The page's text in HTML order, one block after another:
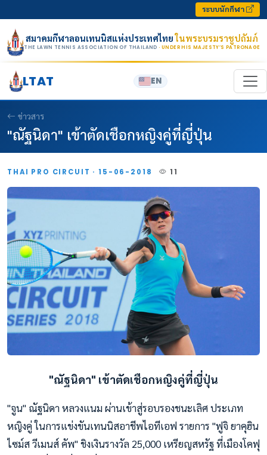
ระบบนักกีฬา
สมาคมกีฬาลอนเทนนิสแห่งประเทศไทยในพระบรมราชูปถัมภ์
THE LAWN TENNIS ASSOCIATION OF THAILAND · UNDER HIS MAJESTY’S PATRONAGE
LTAT EN
ข่าวสาร
"ณัฐนิดา" เข้าตัดเชือกหญิงคู่ที่ญี่ปุ่น
THAI PRO CIRCUIT · 15-06-2018 11
"ณัฐนิดา" เข้าตัดเชือกหญิงคู่ที่ญี่ปุ่น
"จูน" ณัฐนิดา หลวงแนม ผ่านเข้าสู่รอบรองชนะเลิศ ประเภท
หญิงคู่ ในการแข่งขันเทนนิสอาชีพไอทีเอฟ รายการ "ฟูจิ ยาคุฮิน
ไซม์ส วีเมนส์ คัพ" ชิงเงินรางวัล 25,000 เหรียญสหรัฐ ที่เมืองโคฟุ